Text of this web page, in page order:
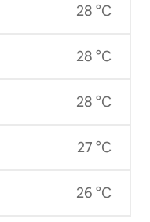
28 °C
28 °C
28 °C
27 °C
26 °C